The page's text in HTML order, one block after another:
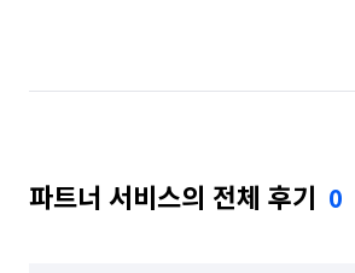
부산 동래구 부산 부산진구 부
부산 수영구 부산 연제구 부산
파트너 서비스의 전체 후기 0